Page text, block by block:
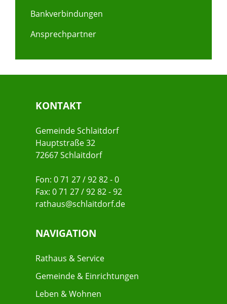
Bankverbindungen
Ansprechpartner
KONTAKT
Gemeinde Schlaitdorf
Hauptstraße 32
72667 Schlaitdorf
Fon: 0 71 27 / 92 82 - 0
Fax: 0 71 27 / 92 82 - 92
rathaus@schlaitdorf.de
NAVIGATION
Rathaus & Service
Gemeinde & Einrichtungen
Leben & Wohnen